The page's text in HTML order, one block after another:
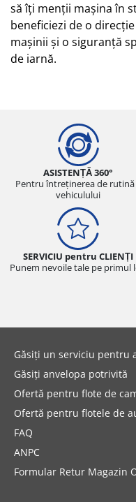
să îți menții mașina în
beneficiezi de o
mașinii și o siguranță
de iarnă.
ASISTENȚĂ 360°
Pentru întreținerea de rutină
vehiculului
SERVICIU pentru CLIENȚI
Punem nevoile tale pe primul
Găsiți un serviciu pentru
Găsiți anvelopa potrivită
Ofertă pentru flote de
Ofertă pentru flotele de
FAQ
ANPC
Formular Retur Magazin